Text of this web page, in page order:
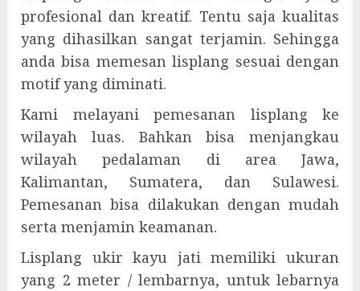
profesional dan kreatif. Tentu saja kualitas
yang dihasilkan sangat terjamin. Sehingga
anda bisa memesan lisplang sesuai dengan
motif yang diminati.
Kami melayani pemesanan lisplang ke
wilayah luas. Bahkan bisa menjangkau
wilayah pedalaman di area Jawa,
Kalimantan, Sumatera, dan Sulawesi.
Pemesanan bisa dilakukan dengan mudah
serta menjamin keamanan.
Lisplang ukir kayu jati memiliki ukuran
yang 2 meter / lembarnya, untuk lebarnya